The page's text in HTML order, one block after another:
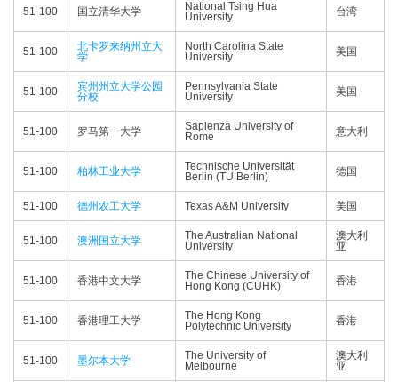
51-100 国立清华大学
National Tsing Hua
University
台湾
51-100
北卡罗来纳州立大
学
North Carolina State
University
美国
51-100
宾州州立大学公园
分校
Pennsylvania State
University
美国
51-100 罗马第一大学
Sapienza University of
Rome
意大利
51-100 柏林工业大学
Technische Universität
Berlin (TU Berlin)
德国
51-100 德州农工大学 Texas A&M University 美国
51-100 澳洲国立大学
The Australian National
University
澳大利
亚
51-100 香港中文大学
The Chinese University of
Hong Kong (CUHK)
香港
51-100 香港理工大学
The Hong Kong
Polytechnic University
香港
51-100 墨尔本大学
The University of
Melbourne
澳大利
亚